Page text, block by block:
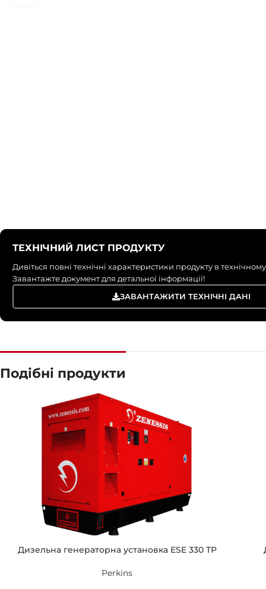
ТЕХНІЧНИЙ ЛИСТ ПРОДУКТУ
Дивіться повні технічні характеристики продукту в
Завантажте документ для детальної інформації!
ЗАВАНТАЖИТИ ТЕХНІЧНІ ДАНІ
Подібні продукти
Дизельна генераторна установка ESE 330 TP
Perkins